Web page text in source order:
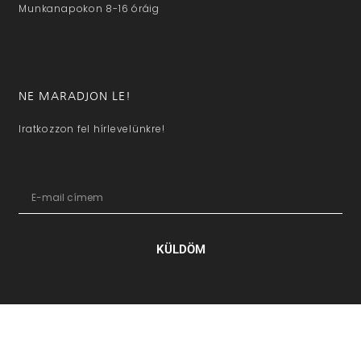
Munkanapokon 8-16 óráig
NE MARADJON LE!
Iratkozzon fel hírlevelünkre!
KÜLDÖM